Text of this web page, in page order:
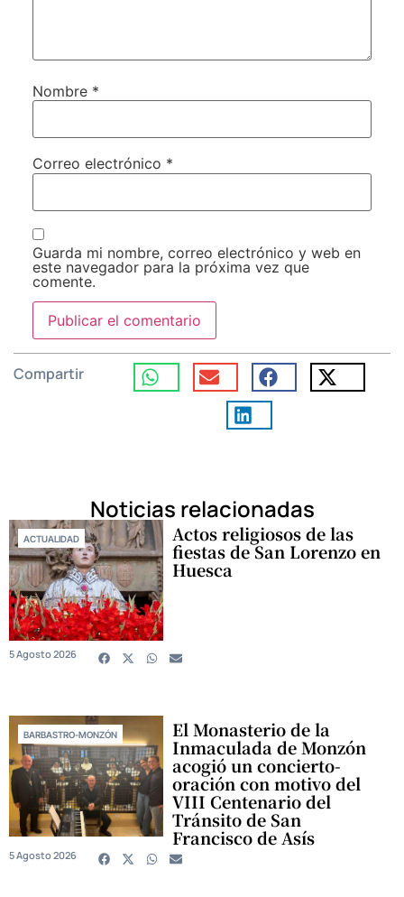
Nombre *
Correo electrónico *
Guarda mi nombre, correo electrónico y web en
este navegador para la próxima vez que
comente.
Compartir
Noticias relacionadas
ACTUALIDAD Actos religiosos de las
fiestas de San Lorenzo en
Huesca
5 Agosto 2026
BARBASTRO-MONZÓN El Monasterio de la
Inmaculada de Monzón
acogió un concierto-
oración con motivo del
VIII Centenario del
Tránsito de San
Francisco de Asís
5 Agosto 2026